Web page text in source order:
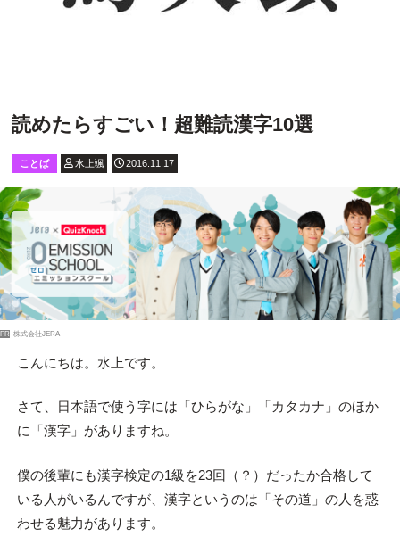
読めたらすごい！超難読漢字10選
ことば 水上颯 2016.11.17
PR 株式会社JERA
こんにちは。水上です。
さて、日本語で使う字には「ひらがな」「カタカナ」のほか
に「漢字」がありますね。
僕の後輩にも漢字検定の1級を23回（？）だったか合格して
いる人がいるんですが、漢字というのは「その道」の人を惑
わせる魅力があります。